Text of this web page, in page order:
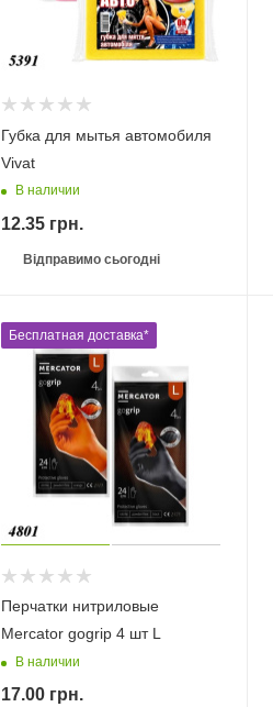
Губка для мытья автомобиля
Vivat
В наличии
12.35 грн.
Відправимо сьогодні
Бесплатная доставка*
Перчатки нитриловые
Mercator gogrip 4 шт L
В наличии
17.00 грн.